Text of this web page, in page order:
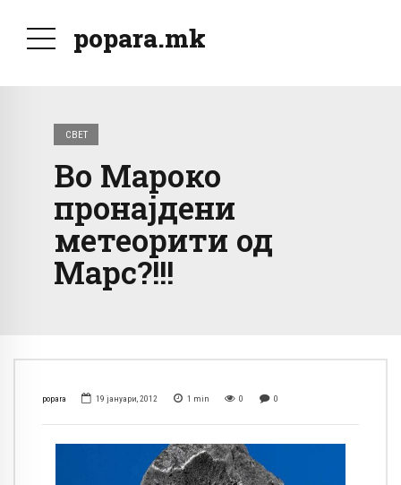
popara.mk
СВЕТ
Во Мароко
пронајдени
метеорити од
Марс?!!!
popara 19 јануари, 2012 1 min 0 0